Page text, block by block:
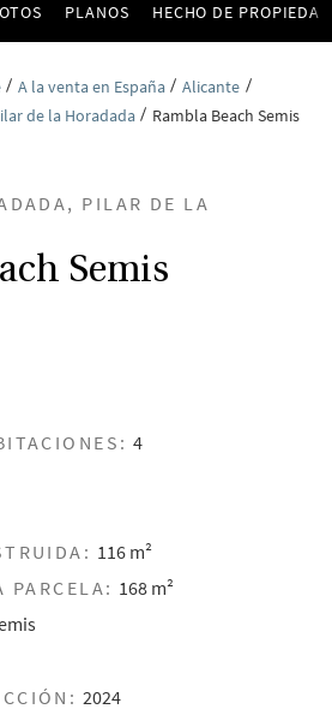
PLANOS HECHO DE PROPIEDAD
A la venta en España
Alicante
de la Horadada Rambla Beach Semis
PILAR DE LA
Semis
4
116 m²
PARCELA: 168 m²
2024